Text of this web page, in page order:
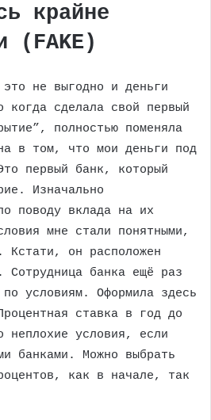
крайне
(FAKE)
не выгодно и деньги
когда сделала свой первый
полностью поменяла
в том, что мои деньги под
первый банк, который
Изначально
поводу вклада на их
мне стали понятными,
Кстати, он расположен
Сотрудница банка ещё раз
по условиям. Оформила здесь
ставка в год до
неплохие условия, если
банками. Можно выбрать
как в начале, так